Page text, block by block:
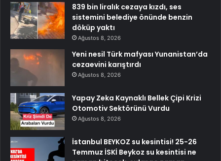
839 bin liralık cezaya kızdı, ses
sistemini belediye önünde benzin
döküp yaktı
Ağustos 8, 2026
Yeni nesil Türk mafyası Yunanistan’da
cezaevini karıştırdı
Ağustos 8, 2026
Yapay Zeka Kaynaklı Bellek Çipi Krizi
Otomotiv Sektörünü Vurdu
Ağustos 8, 2026
İstanbul BEYKOZ su kesintisi! 25-26
Temmuz İSKİ Beykoz su kesintisi ne